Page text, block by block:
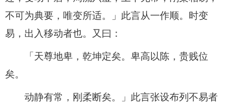
不可为典要，唯变所适。」此言从一作顺。时变
易，出入移动者也。又曰：
「天尊地卑，乾坤定矣。卑高以陈，贵贱位
矣。
动静有常，刚柔断矣。」此言张设布列不易者